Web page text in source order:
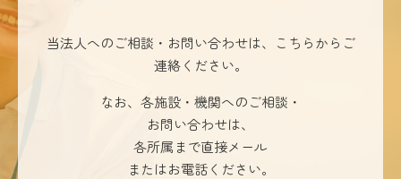
当法人へのご相談・お問い合わせは、こちらからご
連絡ください。
なお、各施設・機関へのご相談・
お問い合わせは、
各所属まで直接メール
またはお電話ください。